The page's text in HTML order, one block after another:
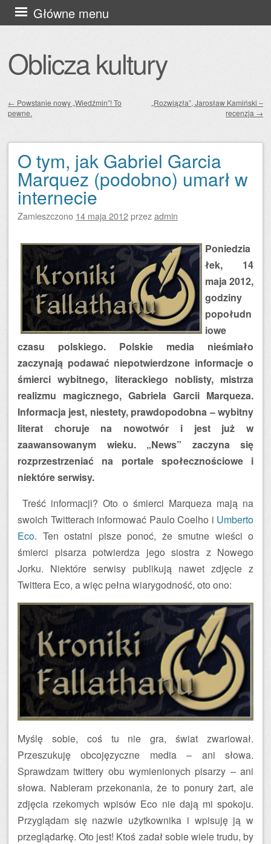
Oblicza kultury
Główne menu
Przejdź
do
Zobacz wpisy
← Powstanie nowy „Wiedźmin”! To
pewne.
„Rozwiązła”, Jarosław Kamiński –
recenzja →
O tym, jak Gabriel Garcia
Marquez (podobno) umarł w
internecie
Zamieszczono 14 maja 2012przezadmin
Poniedzia
łek, 14
maja 2012,
godziny
popołudn
iowe
czasu polskiego. Polskie media nieśmiało
zaczynają podawać niepotwierdzone informacje o
śmierci wybitnego, literackiego noblisty, mistrza
realizmu magicznego, Gabriela Garcii Marqueza.
Informacja jest, niestety, prawdopodobna – wybitny
literat choruje na nowotwór i jest już w
zaawansowanym wieku. „News” zaczyna się
rozprzestrzeniać na portale społecznościowe i
niektóre serwisy.
Treść informacji? Oto o śmierci Marqueza mają na
swoich Twitterach informować Paulo Coelho i Umberto
Eco. Ten ostatni pisze ponoć, że smutne wieści o
śmierci pisarza potwierdza jego siostra z Nowego
Jorku. Niektóre serwisy publikują nawet zdjęcie z
Twittera Eco, a więc pełna wiarygodność, oto ono:
Myślę sobie, coś tu nie gra, świat zwariował.
Przeszukuję obcojęzyczne media – ani słowa.
Sprawdzam twittery obu wymienionych pisarzy – ani
słowa. Nabieram przekonania, że to ponury żart, ale
zdjęcia rzekomych wpisów Eco nie dają mi spokoju.
Przyglądam się nazwie użytkownika i wpisuję ją w
przeglądarkę. Oto jest! Ktoś zadał sobie wiele trudu, by